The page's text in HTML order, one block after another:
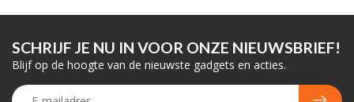
SCHRIJF JE NU IN VOOR ONZE NIEUWSBRIEF!
Blijf op de hoogte van de nieuwste gadgets en acties.